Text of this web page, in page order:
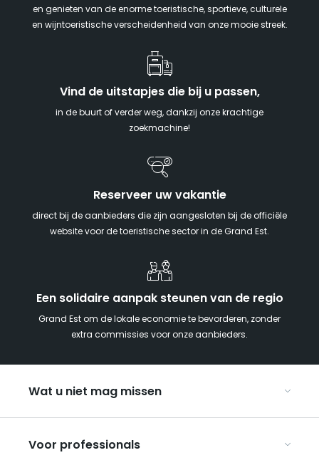
en genieten van de enorme toeristische, sportieve, culturele
en wijntoeristische verscheidenheid van onze mooie streek.
Vind de uitstapjes die bij u passen,
in de buurt of verder weg, dankzij onze krachtige
zoekmachine!
Reserveer uw vakantie
direct bij de aanbieders die zijn aangesloten bij de officiële
website voor de toeristische sector in de Grand Est.
Een solidaire aanpak steunen van de regio
Grand Est om de lokale economie te bevorderen, zonder
extra commissies voor onze aanbieders.
Wat u niet mag missen
Met z’n tweeën
Voor professionals